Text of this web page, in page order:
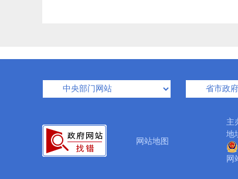
网站地图
主
地
网